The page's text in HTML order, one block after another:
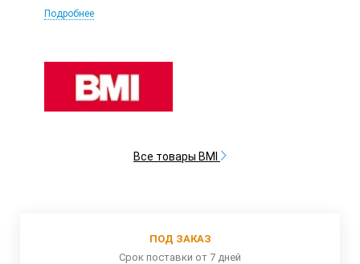
рукой.
Подробнее
Все товары BMI
ПОД ЗАКАЗ
Срок поставки от 7 дней